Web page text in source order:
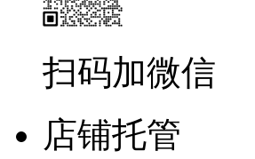
扫码加微信
店铺托管